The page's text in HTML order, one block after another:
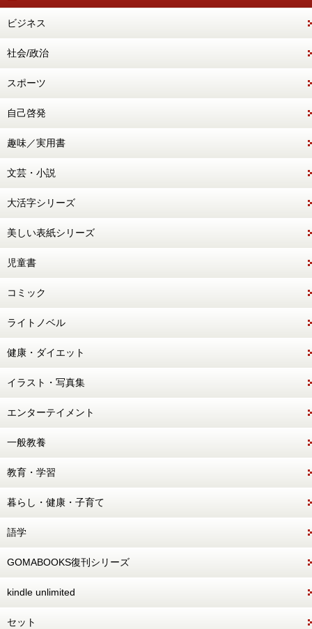
ビジネス
社会/政治
スポーツ
自己啓発
趣味／実用書
文芸・小説
大活字シリーズ
美しい表紙シリーズ
児童書
コミック
ライトノベル
健康・ダイエット
イラスト・写真集
エンターテイメント
一般教養
教育・学習
暮らし・健康・子育て
語学
GOMABOOKS復刊シリーズ
kindle unlimited
セット